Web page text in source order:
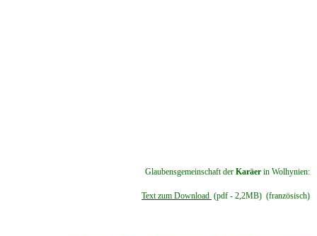
Glaubensgemeinschaft der Karäer in Wolhynien:
Text zum Download (pdf - 2,2MB) (französisch)